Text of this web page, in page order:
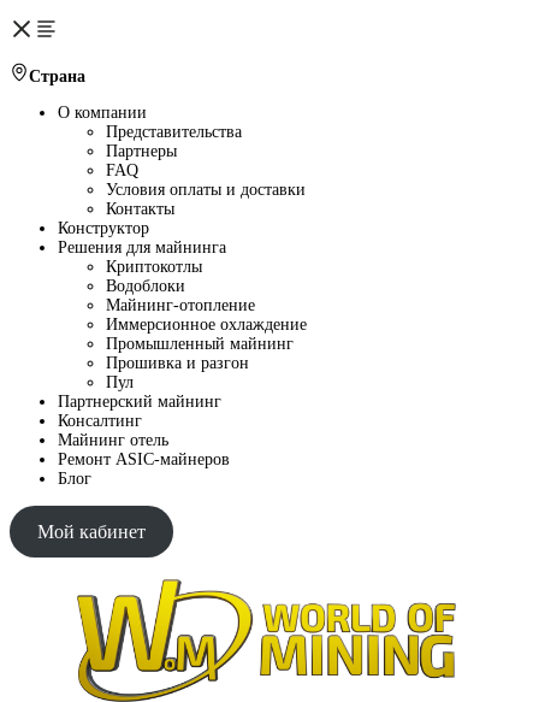
Страна
О компании
Представительства
Партнеры
FAQ
Условия оплаты и доставки
Контакты
Конструктор
Решения для майнинга
Криптокотлы
Водоблоки
Майнинг-отопление
Иммерсионное охлаждение
Промышленный майнинг
Прошивка и разгон
Пул
Партнерский майнинг
Консалтинг
Майнинг отель
Ремонт ASIC-майнеров
Блог
Мой кабинет